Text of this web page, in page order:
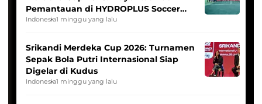
Pemantauan di HYDROPLUS Soccer
League
Indonesia1 minggu yang lalu
Srikandi Merdeka Cup 2026: Turnamen
Sepak Bola Putri Internasional Siap
Digelar di Kudus
Indonesia1 minggu yang lalu